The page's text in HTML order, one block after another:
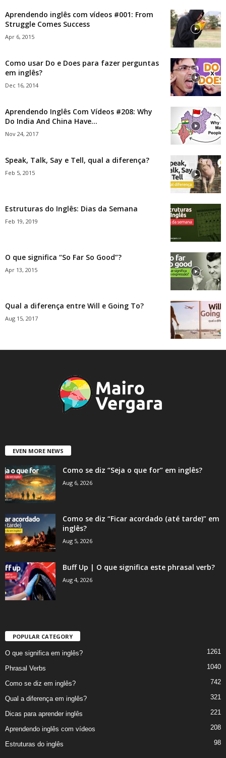
Aprendendo inglês com vídeos #001: From
Struggle Comes Success
Apr 6, 2015
Como usar Do e Does para fazer perguntas
em inglês?
Dec 16, 2014
Aprendendo Inglês Com Vídeos #208: Why
Do India And China Have...
Nov 24, 2017
Speak, Talk, Say e Tell, qual a diferença?
Feb 5, 2015
Estruturas do Inglês: Dias da Semana
Feb 19, 2019
O que significa “So Far So Good”?
Apr 13, 2015
Qual a diferença entre Will e Going To?
Aug 15, 2017
EVEN MORE NEWS
Como se diz “Seja o que for” em inglês?
Aug 6, 2026
Como se diz “Ficar acordado (até tarde)” em
inglês?
Aug 5, 2026
Buff Up | O que significa este phrasal verb?
Aug 4, 2026
POPULAR CATEGORY
O que significa em inglês? 1261
Phrasal Verbs 1040
Como se diz em inglês? 742
Qual a diferença em inglês? 321
Dicas para aprender inglês 221
Aprendendo inglês com vídeos 208
Estruturas do inglês 98